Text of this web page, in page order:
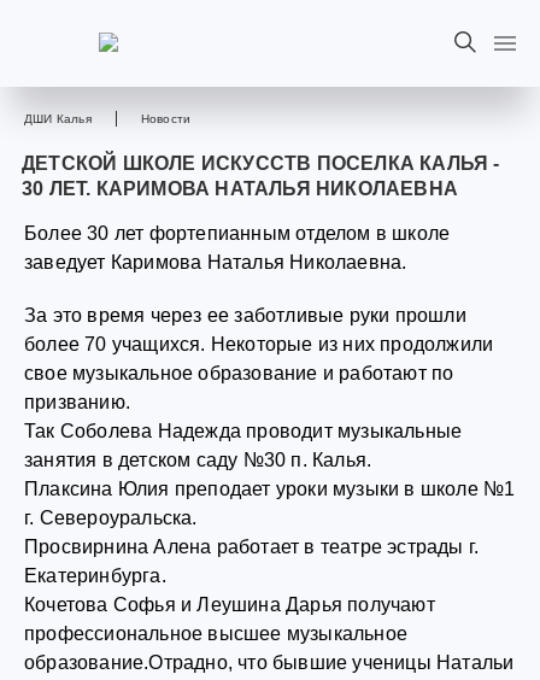
ДШИ Калья Новости
ДЕТСКОЙ ШКОЛЕ ИСКУССТВ ПОСЕЛКА КАЛЬЯ -
30 ЛЕТ. КАРИМОВА НАТАЛЬЯ НИКОЛАЕВНА
Более 30 лет фортепианным отделом в школе
заведует Каримова Наталья Николаевна.
За это время через ее заботливые руки прошли
более 70 учащихся. Некоторые из них продолжили
свое музыкальное образование и работают по
призванию.
Так Соболева Надежда проводит музыкальные
занятия в детском саду №30 п. Калья.
Плаксина Юлия преподает уроки музыки в школе №1
г. Североуральска.
Просвирнина Алена работает в театре эстрады г.
Екатеринбурга.
Кочетова Софья и Леушина Дарья получают
профессиональное высшее музыкальное
образование.Отрадно, что бывшие ученицы Натальи